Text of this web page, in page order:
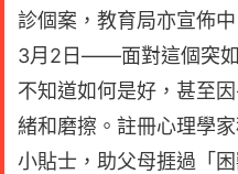
診個案，教育局亦宣佈
3月2日——面對這個突
不知道如何是好，甚至
緒和磨擦。註冊心理學
小貼士，助父母捱過「困